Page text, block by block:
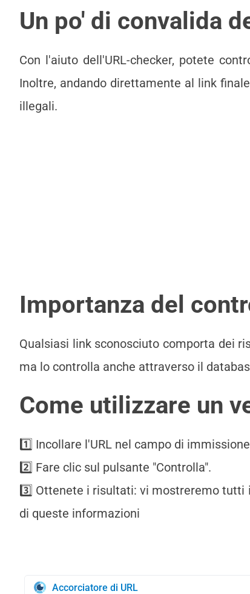
Un po' di convalida
Con l'aiuto dell'URL-checker, potete
Inoltre, andando direttamente al link
illegali.
Importanza del
Qualsiasi link sconosciuto comporta dei
ma lo controlla anche attraverso il
Come utilizzare un
1️⃣ Incollare l'URL nel campo di
2️⃣ Fare clic sul pulsante "Controlla".
3️⃣ Ottenete i risultati: vi mostreremo tutti
di queste informazioni
Accorciatore di URL